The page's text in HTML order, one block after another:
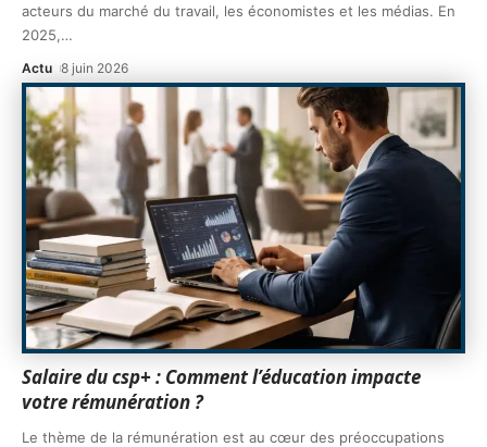
acteurs du marché du travail, les économistes et les médias. En
2025,…
Actu 8 juin 2026
Salaire du csp+ : Comment l’éducation impacte
votre rémunération ?
Le thème de la rémunération est au cœur des préoccupations